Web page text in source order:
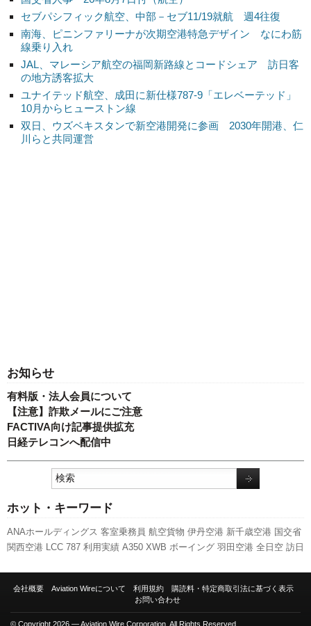
セブパシフィック航空、中部－セブ11/19就航 週4往復
南海、ピニンファリーナが次期空港特急デザイン なにわ筋
線乗り入れ
JAL、マレーシア航空の福岡新路線とコードシェア 訪日客
の地方誘客拡大
ユナイテッド航空、成田に新仕様787-9「エレベーテッド」
10月からヒューストン線
双日、ウズベキスタンで新空港開発に参画 2030年開港、仁
川らと共同運営
お知らせ
有料版・法人会員について
【注意】詐欺メールにご注意
FACTIVA向け記事提供拡充
日経テレコンへ配信中
ホット・キーワード
ANAホールディングス 客室乗務員 航空貨物 伊丹空港 新千歳空港 国交省
関西空港 LCC 787 利用実績 A350 XWB ボーイング 羽田空港 全日空 訪日
ーン 日本航空 777 新型コロナウイルス 発着回数 成田空港 国交省航空局
会社概要 Aviation Wireについて 利用規約
購読料・特定商取引法に基づく表示
お問い合わせ
© Copyright 2026 — Aviation Wire Corporation. All Rights Reserved